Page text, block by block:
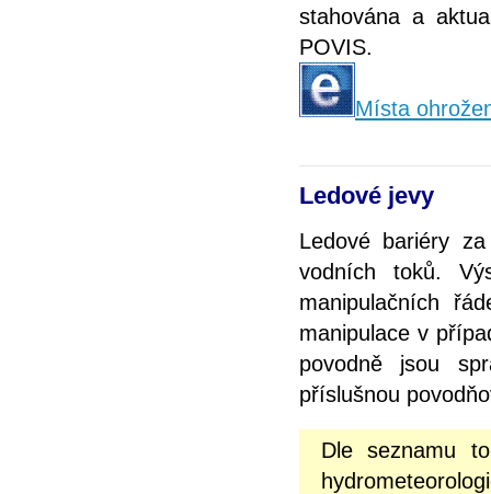
stahována a
POVIS.
Místa
Ledové jevy
Ledové bariéry
vodních toků.
manipulačních
manipulace v
povodně jsou
příslušnou
Dle seznamu